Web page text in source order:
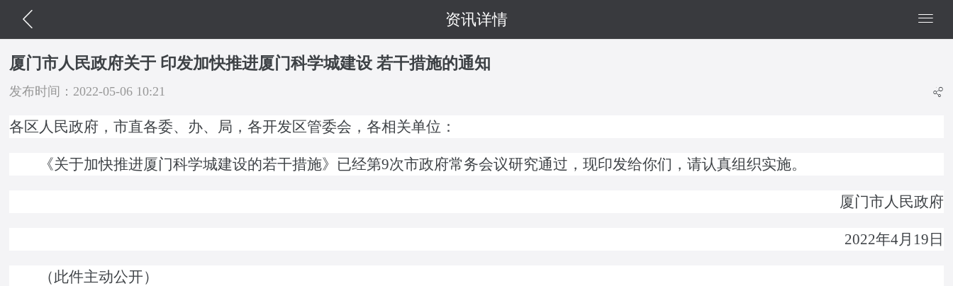
资讯详情
厦门市人民政府关于 印发加快推进厦门科学城建设 若干措施的通知
发布时间：2022-05-06 10:21
各区人民政府，市直各委、办、局，各开发区管委会，各相关单位：
《关于加快推进厦门科学城建设的若干措施》已经第9次市政府常务会议研究通过，现印发给你们，请认真组织实施。
厦门市人民政府
2022年4月19日
（此件主动公开）